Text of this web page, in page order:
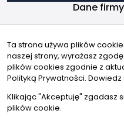
Dane firmy
ul.
00-132
Kontakt
info@nuerit-bekman.pl
Ta strona używa plików
naszej strony, wyrażasz
plików cookies zgodnie z
Polityką Prywatności. Dowiedz
Klikając "Akceptuję" zgadasz
plików cookie.